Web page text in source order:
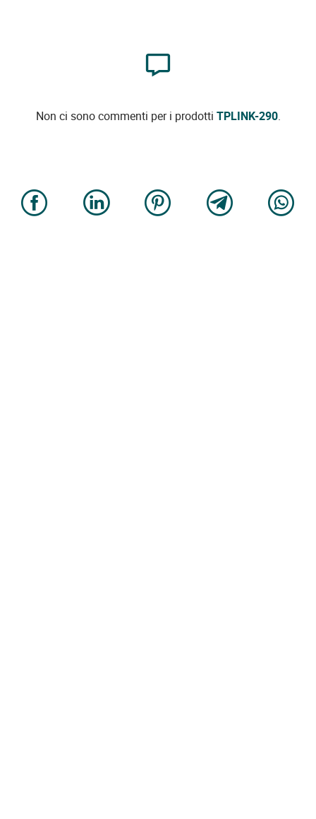
Non ci sono commenti per i prodotti TPLINK-290.